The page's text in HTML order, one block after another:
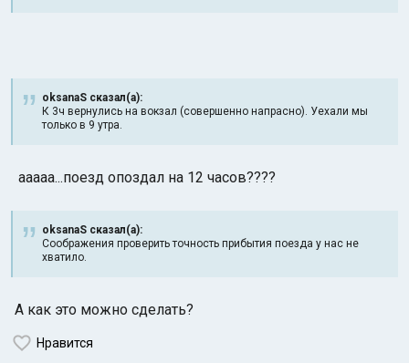
oksanaS сказал(а):
К 3ч вернулись на вокзал (совершенно напрасно). Уехали мы
только в 9 утра.
ааааа...поезд опоздал на 12 часов????
oksanaS сказал(а):
Соображения проверить точность прибытия поезда у нас не
хватило.
А как это можно сделать?
Нравится